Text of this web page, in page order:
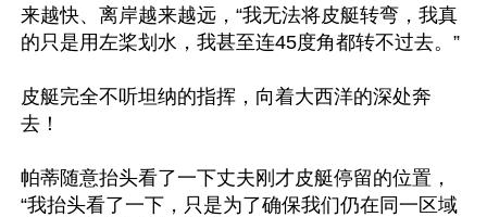
来越快、离岸越来越远，“我无法将皮艇转弯，我真
的只是用左桨划水，我甚至连45度角都转不过去。”
皮艇完全不听坦纳的指挥，向着大西洋的深处奔
去！
帕蒂随意抬头看了一下丈夫刚才皮艇停留的位置，
“我抬头看了一下，只是为了确保我们仍在同一区域